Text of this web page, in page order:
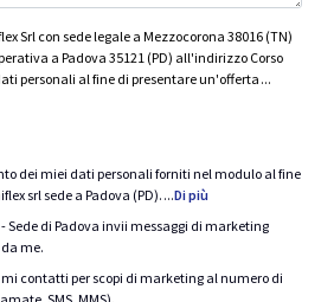
Srl con sede legale a Mezzocorona 38016 (TN)
a Padova 35121 (PD) all'indirizzo Corso
personali al fine di presentare un'offerta ...
dei miei dati personali forniti nel modulo al fine
srl sede a Padova (PD). ...Di più
Sede di Padova invii messaggi di marketing
me.
contatti per scopi di marketing al numero di